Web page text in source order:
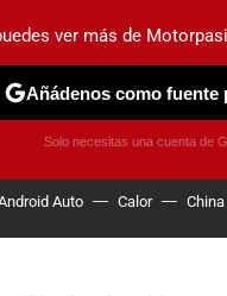
COCHES ELÉCTRICOS
DEAuto Calor China
ver más de
Añádenos como fuente
Solo necesitas una cuenta de